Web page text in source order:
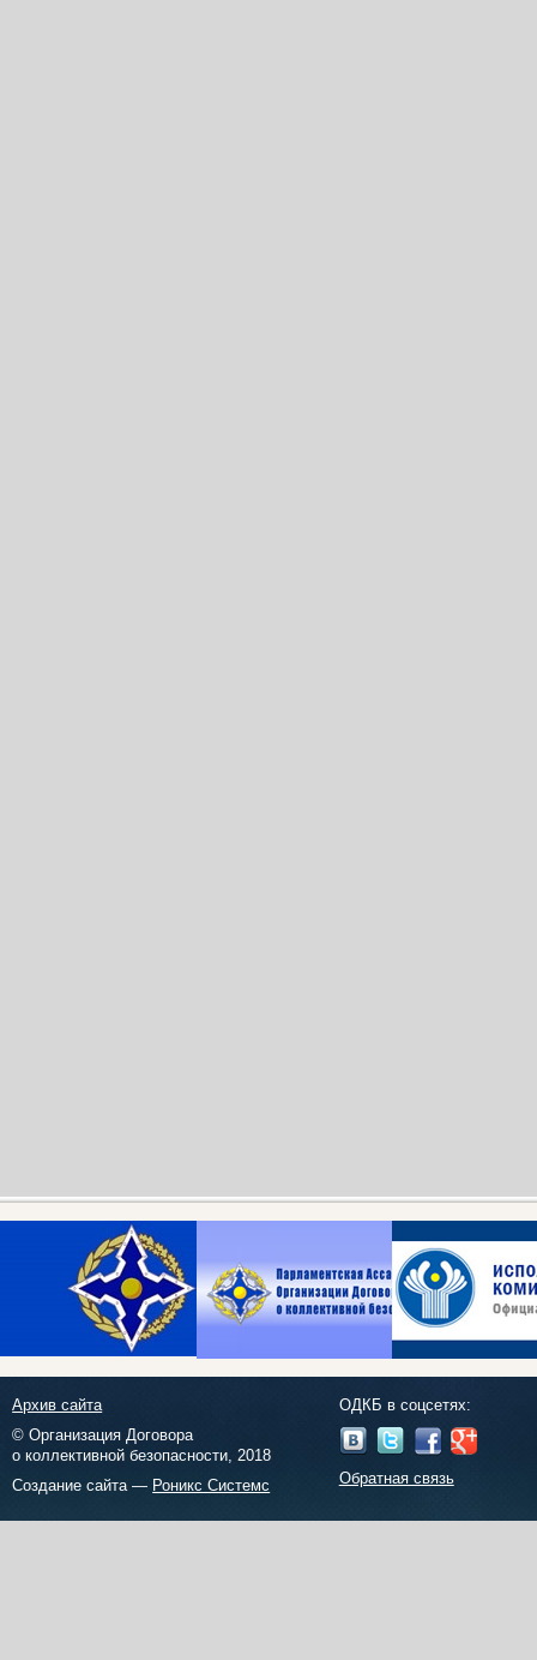
Архив сайта
© Организация Договора
о коллективной безопасности, 2018
Создание сайта — Роникс Системс
ОДКБ в соцсетях:
Обратная связь